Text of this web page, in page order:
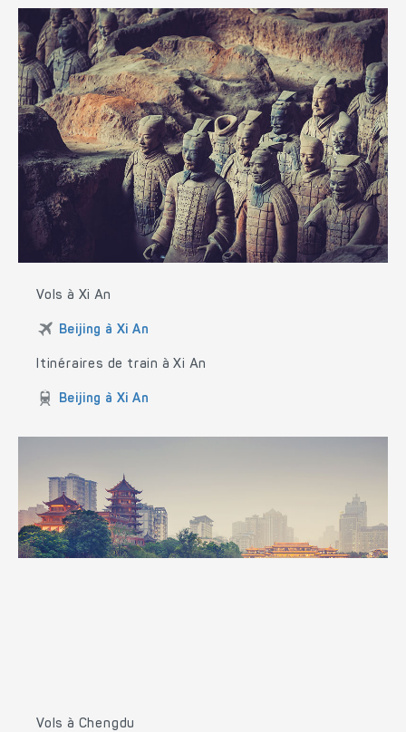
Vols à Xi An
Beijing à Xi An
Itinéraires de train à Xi An
Beijing à Xi An
Vols à Chengdu